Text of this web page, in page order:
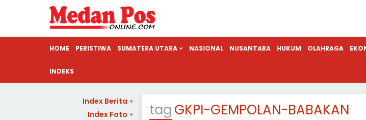
HOME PERISTIWA SUMATERA UTARA NASIONAL NUSANTARA HUKUM OLAHRAGA
INDEKS
tagGKPI-GEMPOLAN-BABAKAN
Index Berita +
Index Foto +